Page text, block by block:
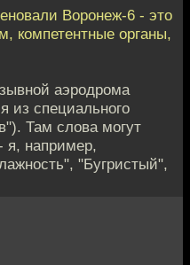
Воронеж-6 - это
компетентные органы,
аэродрома
из специального
Там слова могут
я, например,
"Бугристый",